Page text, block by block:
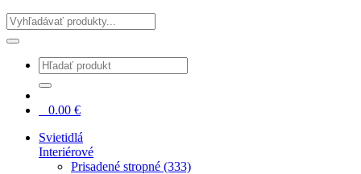
Hladať
0.00 €
Svietidlá
Interiérové
Prisadené stropné (333)